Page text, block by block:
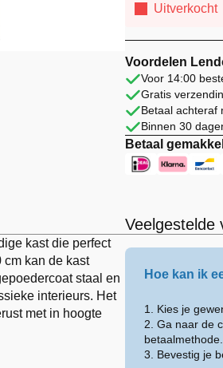
Uitverkocht
Voordelen
Voor 14:00
Gratis
Betaal achteraf
Binnen 30
Betaal
kast die perfect
kan de kast
staal en
interieurs. Het
met in hoogte
Veelgestelde
Hoe kan ik
1. Kies je
2. Ga naar de
betaalmethode.
3. Bevestig je